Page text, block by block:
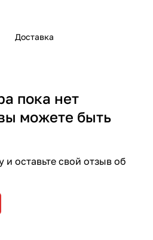
Доставка
пока нет
можете быть
оставьте свой отзыв об